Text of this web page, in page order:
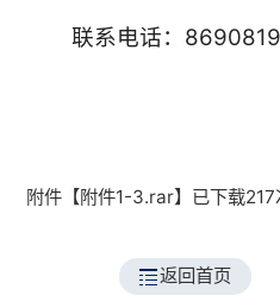
联系电话：
附件【附件1-3.rar】已下载217
返回首页